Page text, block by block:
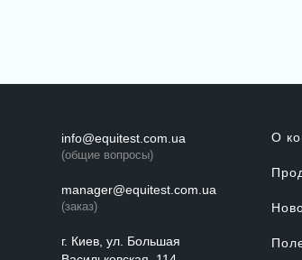
info@equitest.com.ua
(общие вопросы)
manager@equitest.com.ua
(заказ)
г. Киев, ул. Большая
О